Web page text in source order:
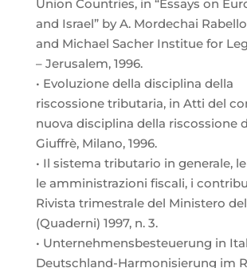
Union Countries, in “Essays on
and Israel” by A. Mordechai
and Michael Sacher Institue for
– Jerusalem, 1996.
• Evoluzione della disciplina della
riscossione tributaria, in Atti del
nuova disciplina della riscossione
Giuffrè, Milano, 1996.
• Il sistema tributario in generale,
le amministrazioni fiscali, i
Rivista trimestrale del Ministero
(Quaderni) 1997, n. 3.
• Unternehmensbesteuerung in
Deutschland-Harmonisierung im